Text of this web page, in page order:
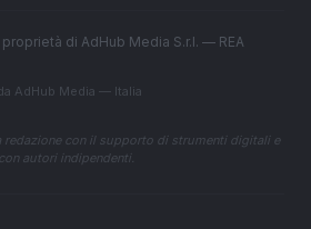
di AdHub Media S.r.l. — REA
AdHub Media — Italia
redazione con il supporto di strumenti digitali e
autori indipendenti.